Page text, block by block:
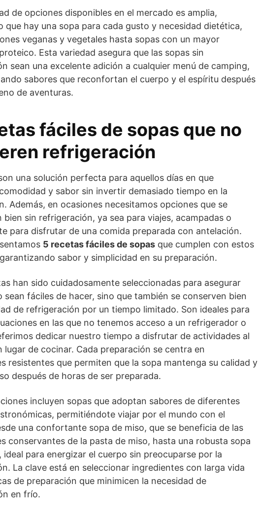
de opciones disponibles en el mercado es amplia,
que hay una sopa para cada gusto y necesidad dietética,
veganas y vegetales hasta sopas con un mayor
Esta variedad asegura que las sopas sin
sean una excelente adición a cualquier menú de camping,
sabores que reconfortan el cuerpo y el espíritu después
de aventuras.
fáciles de sopas que no
refrigeración
una solución perfecta para aquellos días en que
y sabor sin invertir demasiado tiempo en la
Además, en ocasiones necesitamos opciones que se
bien sin refrigeración, ya sea para viajes, acampadas o
para disfrutar de una comida preparada con antelación.
5 recetas fáciles de sopas que cumplen con estos
sabor y simplicidad en su preparación.
han sido cuidadosamente seleccionadas para asegurar
sean fáciles de hacer, sino que también se conserven bien
de refrigeración por un tiempo limitado. Son ideales para
en las que no tenemos acceso a un refrigerador o
dedicar nuestro tiempo a disfrutar de actividades al
lugar de cocinar. Cada preparación se centra en
resistentes que permiten que la sopa mantenga su calidad y
después de horas de ser preparada.
incluyen sopas que adoptan sabores de diferentes
permitiéndote viajar por el mundo con el
una confortante sopa de miso, que se beneficia de las
conservantes de la pasta de miso, hasta una robusta sopa
ideal para energizar el cuerpo sin preocuparse por la
La clave está en seleccionar ingredientes con larga vida
de preparación que minimicen la necesidad de
en frío.